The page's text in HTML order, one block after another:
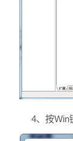
4、按Win